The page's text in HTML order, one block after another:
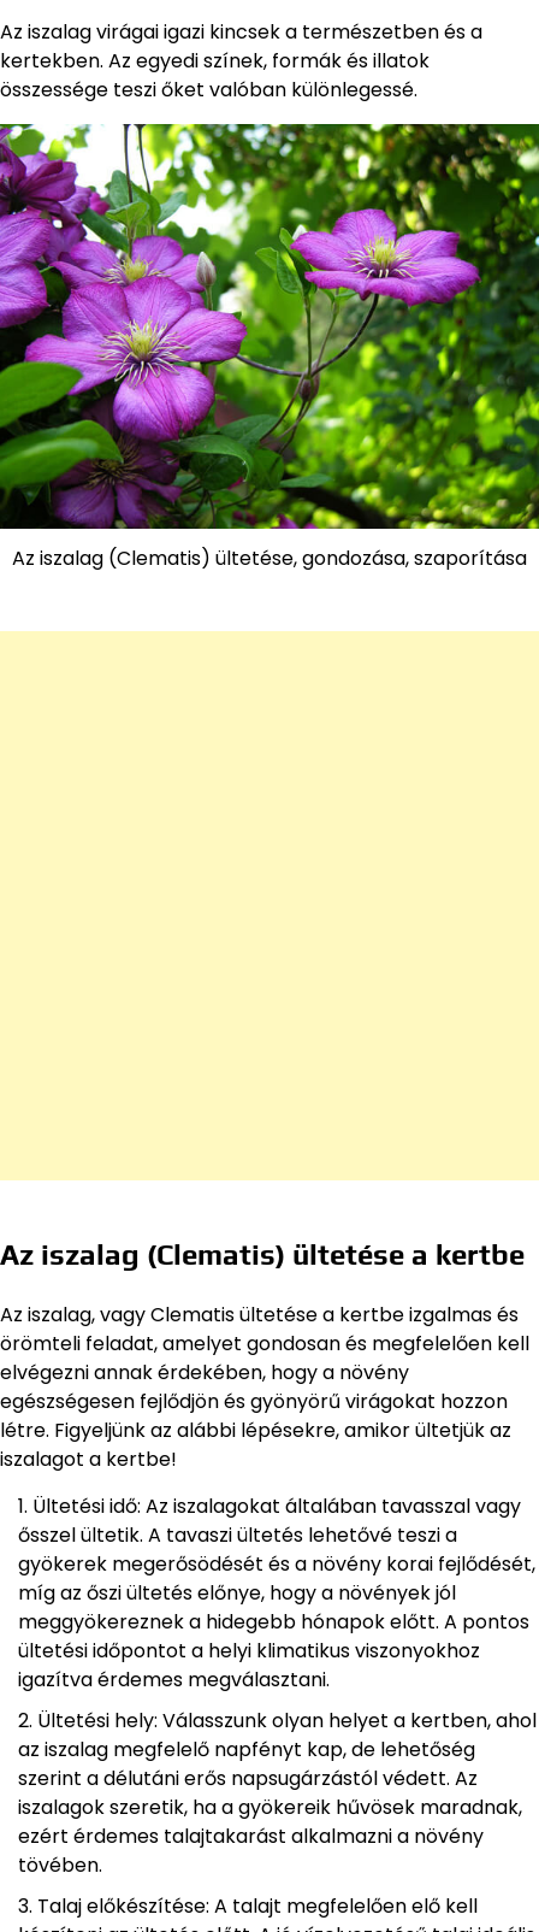
Az iszalag virágai igazi kincsek a természetben és a
kertekben. Az egyedi színek, formák és illatok
összessége teszi őket valóban különlegessé.
Az iszalag (Clematis) ültetése, gondozása, szaporítása
Az iszalag (Clematis) ültetése a kertbe
Az iszalag, vagy Clematis ültetése a kertbe izgalmas és
örömteli feladat, amelyet gondosan és megfelelően kell
elvégezni annak érdekében, hogy a növény
egészségesen fejlődjön és gyönyörű virágokat hozzon
létre. Figyeljünk az alábbi lépésekre, amikor ültetjük az
iszalagot a kertbe!
Ültetési idő: Az iszalagokat általában tavasszal vagy
ősszel ültetik. A tavaszi ültetés lehetővé teszi a
gyökerek megerősödését és a növény korai fejlődését,
míg az őszi ültetés előnye, hogy a növények jól
meggyökereznek a hidegebb hónapok előtt. A pontos
ültetési időpontot a helyi klimatikus viszonyokhoz
igazítva érdemes megválasztani.
Ültetési hely: Válasszunk olyan helyet a kertben, ahol
az iszalag megfelelő napfényt kap, de lehetőség
szerint a délutáni erős napsugárzástól védett. Az
iszalagok szeretik, ha a gyökereik hűvösek maradnak,
ezért érdemes talajtakarást alkalmazni a növény
tövében.
Talaj előkészítése: A talajt megfelelően elő kell